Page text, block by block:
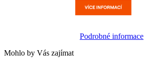
Podrobné informace
Mohlo by Vás zajímat